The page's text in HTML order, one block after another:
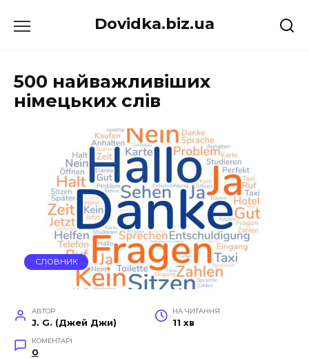
до
Dovidka.biz.ua
500 найважливіших
німецьких слів
СЛОВНИК
АВТОР
J. G. (Джей Джи)
НА ЧИТАННЯ
11 хв
КОМЕНТАРІ
0